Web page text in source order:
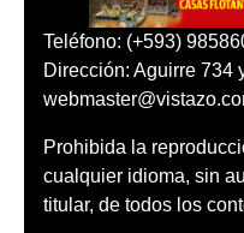
Teléfono: (+593)
Dirección: Aguirre 734
Prohibida la
cualquier idioma, sin
titular, de todos los